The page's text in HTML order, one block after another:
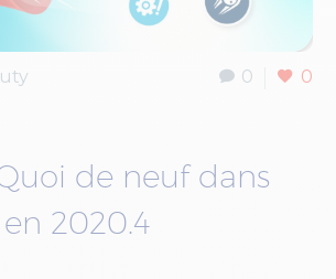
0 0
de neuf dans
2020.4